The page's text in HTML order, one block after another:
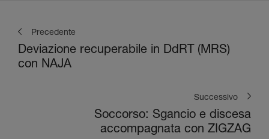
Precedente
Deviazione recuperabile in DdRT (MRS)
con NAJA
Successivo
Soccorso: Sgancio e discesa
accompagnata con ZIGZAG